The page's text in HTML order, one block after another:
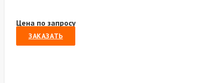
Цена по запросу
ЗАКАЗАТЬ